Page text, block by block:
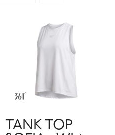
TANK TOP